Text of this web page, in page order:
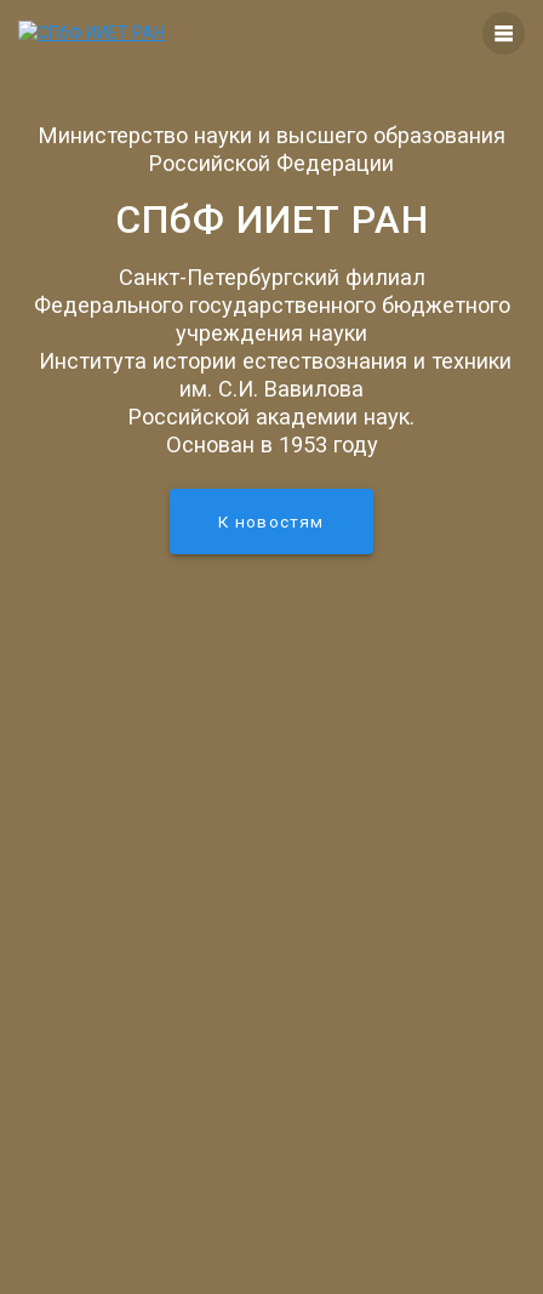
Министерство науки и высшего образования
Российской Федерации
СПбФ ИИЕТ РАН
Санкт-Петербургский филиал
Федерального государственного бюджетного
учреждения науки
Института истории естествознания и техники
им. С.И. Вавилова
Российской академии наук.
Основан в 1953 году
К новостям